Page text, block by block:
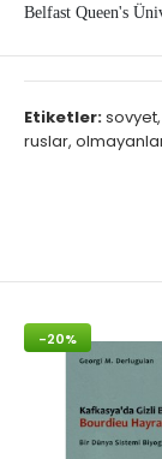
Belfast Queen's
Etiketler:sovyet,
ruslar,
-20%